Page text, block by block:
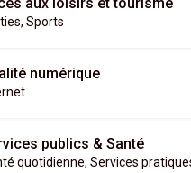
Sports
numérique
publics & Santé
quotidienne, Services